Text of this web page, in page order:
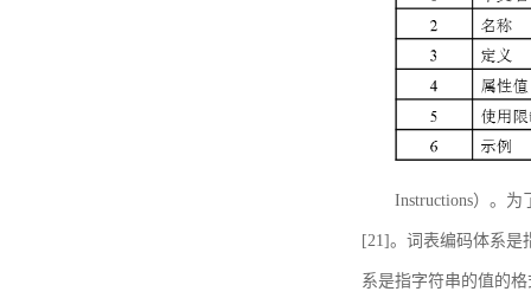
Instructions）。
[21]。词表编码体系是
系是指字符串的值的